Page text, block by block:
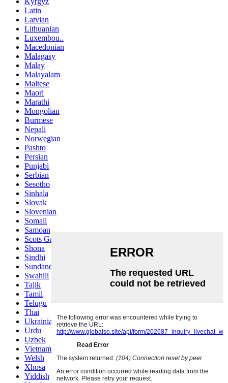
Latin
Latvian
Lithuanian
Luxembou..
Macedonian
Malagasy
Malay
Malayalam
Maltese
Maori
Marathi
Mongolian
Burmese
Nepali
Norwegian
Pashto
Persian
Punjabi
Serbian
Sesotho
Sinhala
Slovak
Slovenian
Somali
Samoan
Scots Gaelic
Shona
Sindhi
Sundanese
Swahili
Tajik
Tamil
Telugu
Thai
Ukrainian
Urdu
Uzbek
Vietnamese
Welsh
Xhosa
Yiddish